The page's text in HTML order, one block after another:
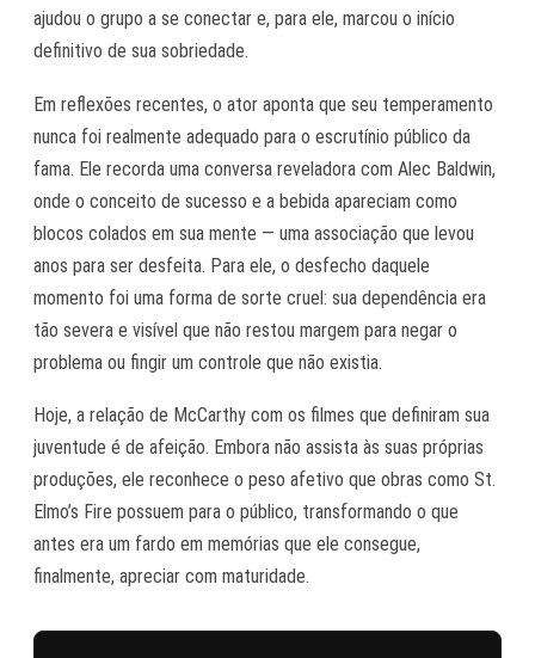
ajudou o grupo a se conectar e, para ele, marcou o início
definitivo de sua sobriedade.
Em reflexões recentes, o ator aponta que seu temperamento
nunca foi realmente adequado para o escrutínio público da
fama. Ele recorda uma conversa reveladora com Alec Baldwin,
onde o conceito de sucesso e a bebida apareciam como
blocos colados em sua mente — uma associação que levou
anos para ser desfeita. Para ele, o desfecho daquele
momento foi uma forma de sorte cruel: sua dependência era
tão severa e visível que não restou margem para negar o
problema ou fingir um controle que não existia.
Hoje, a relação de McCarthy com os filmes que definiram sua
juventude é de afeição. Embora não assista às suas próprias
produções, ele reconhece o peso afetivo que obras como St.
Elmo’s Fire possuem para o público, transformando o que
antes era um fardo em memórias que ele consegue,
finalmente, apreciar com maturidade.